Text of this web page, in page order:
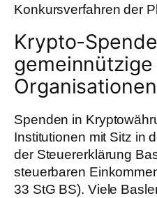
Konkursverfahren der
Krypto-
gemeinnützige
Spenden in
Institutionen mit Sitz in
der Steuererklärung
steuerbaren
33 StG BS). Viele